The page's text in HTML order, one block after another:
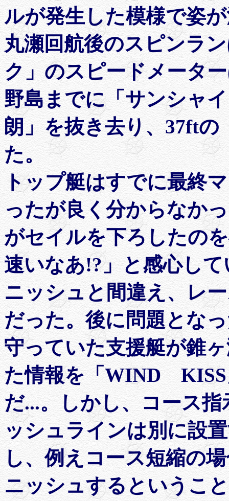
ルが発生した模様で姿
丸瀬回航後のスピンラ
ク」のスピードメータ
野島までに「サンシャ
朗」を抜き去り、37ftの
た。
トップ艇はすでに最終
ったが良く分からなか
がセイルを下ろしたの
速いなあ!?」と感心し
ニッシュと間違え、レ
だった。後に問題とな
守っていた支援艇が錐
た情報を「WIND KISS
だ...。しかし、コース
ッシュラインは別に設
し、例えコース短縮の
ニッシュするというこ